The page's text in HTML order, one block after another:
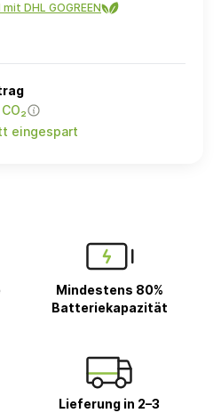
DHL GOGREEN
eingespart
Mindestens 80%
Batteriekapazität
Lieferung in 2–3